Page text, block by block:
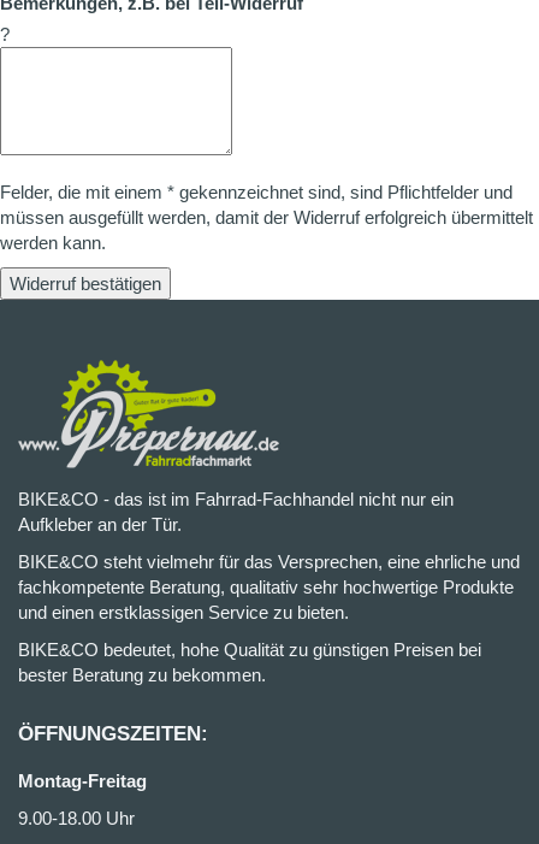
?
Felder, die mit einem * gekennzeichnet sind, sind Pflichtfelder und
müssen ausgefüllt werden, damit der Widerruf erfolgreich übermittelt
werden kann.
Widerruf bestätigen
BIKE&CO - das ist im Fahrrad-Fachhandel nicht nur ein
Aufkleber an der Tür.
BIKE&CO steht vielmehr für das Versprechen, eine ehrliche und
fachkompetente Beratung, qualitativ sehr hochwertige Produkte
und einen erstklassigen Service zu bieten.
BIKE&CO bedeutet, hohe Qualität zu günstigen Preisen bei
bester Beratung zu bekommen.
ÖFFNUNGSZEITEN:
Montag-Freitag
9.00-18.00 Uhr